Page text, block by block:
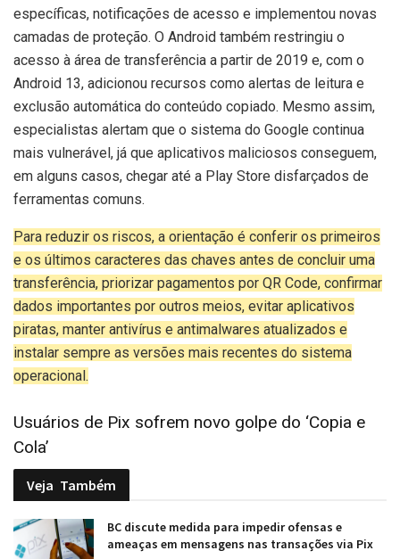
específicas, notificações de acesso e implementou novas
camadas de proteção. O Android também restringiu o
acesso à área de transferência a partir de 2019 e, com o
Android 13, adicionou recursos como alertas de leitura e
exclusão automática do conteúdo copiado. Mesmo assim,
especialistas alertam que o sistema do Google continua
mais vulnerável, já que aplicativos maliciosos conseguem,
em alguns casos, chegar até a Play Store disfarçados de
ferramentas comuns.
Para reduzir os riscos, a orientação é conferir os primeiros
e os últimos caracteres das chaves antes de concluir uma
transferência, priorizar pagamentos por QR Code, confirmar
dados importantes por outros meios, evitar aplicativos
piratas, manter antivírus e antimalwares atualizados e
instalar sempre as versões mais recentes do sistema
operacional.
Usuários de Pix sofrem novo golpe do ‘Copia e
Cola’
Veja Também
BC discute medida para impedir ofensas e
ameaças em mensagens nas transações via Pix